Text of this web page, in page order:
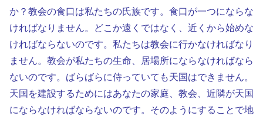
か？教会の食口は私たちの氏族です。食口が一つにならな
ければなりません。どこか遠くではなく、近くから始めな
ければならないのです。私たちは教会に行かなければなり
ません。教会が私たちの生命、居場所にならなければなら
ないのです。ばらばらに侍っていても天国はできません。
天国を建設するためにはあなたの家庭、教会、近隣が天国
にならなければならないのです。そのようにすることで地